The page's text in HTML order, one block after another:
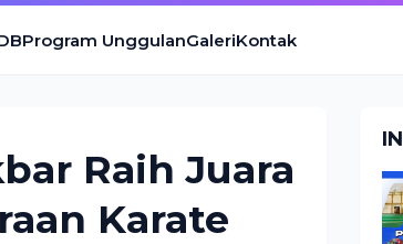
Program UnggulanGaleriKontak
Raih Juara
Karate